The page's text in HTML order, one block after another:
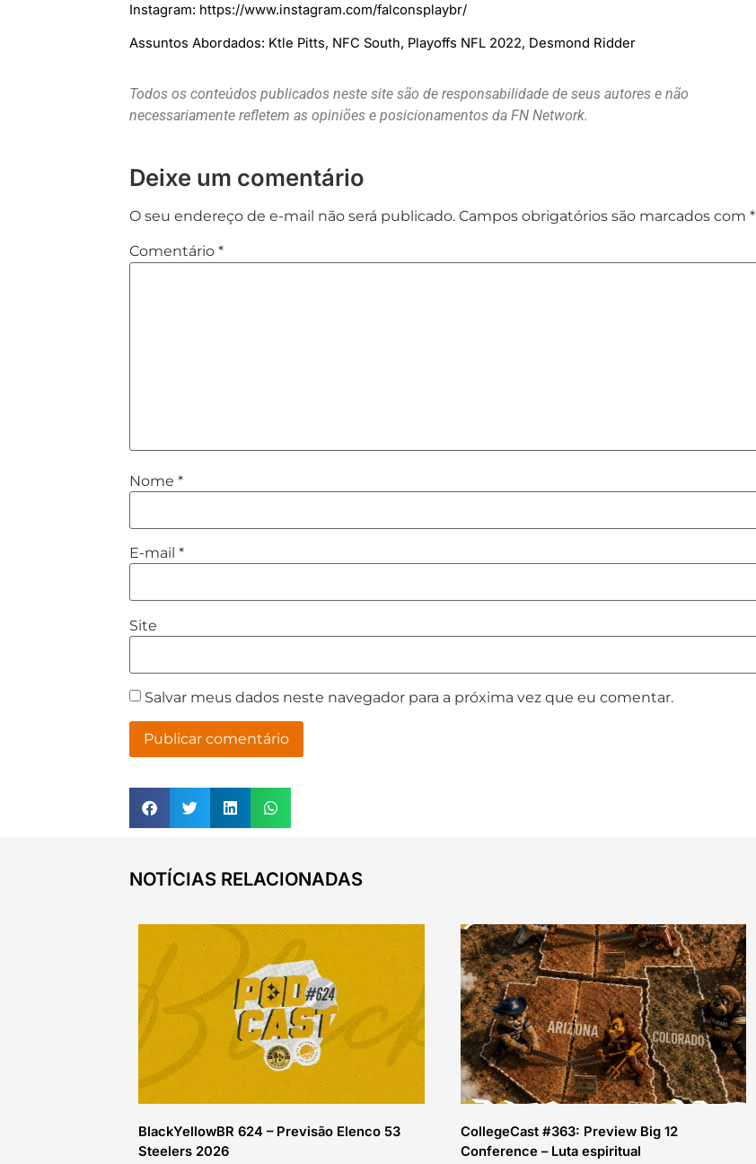
Instagram: https://www.instagram.com/falconsplaybr/
Assuntos Abordados: Ktle Pitts, NFC South, Playoffs NFL 2022, Desmond Ridder
Todos os conteúdos publicados neste site são de responsabilidade de seus autores e não
necessariamente refletem as opiniões e posicionamentos da FN Network.
Deixe um comentário
O seu endereço de e-mail não será publicado. Campos obrigatórios são marcados com*
Comentário*
Nome*
E-mail*
Site
Salvar meus dados neste navegador para a próxima vez que eu comentar.
NOTÍCIAS RELACIONADAS
BlackYellowBR 624 – Previsão Elenco 53
Steelers 2026
CollegeCast #363: Preview Big 12
Conference – Luta espiritual